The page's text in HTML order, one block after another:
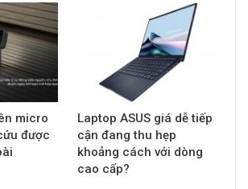
micro
được
Laptop ASUS giá dễ tiếp
cận đang thu hẹp
khoảng cách với dòng
cao cấp?